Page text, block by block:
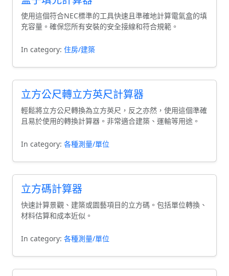
使用這個符合NEC標準的工具快速且準確地計算電氣盒的填
充容量。確保您所有安裝的安全接線和符合規範。
In category: 住房/建築
立方公尺轉立方英尺計算器
輕鬆將立方公尺轉換為立方英尺，反之亦然，使用這個準確
且易於使用的轉換計算器。非常適合建築、運輸等用途。
In category: 各種測量/單位
立方碼計算器
快速計算景觀、建築或園藝項目的立方碼。包括單位轉換、
材料估算和成本近似。
In category: 各種測量/單位